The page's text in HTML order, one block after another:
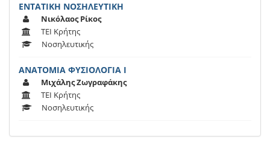
ΕΝΤΑΤΙΚΗ ΝΟΣΗΛΕΥΤΙΚΗ
Νικόλαος Ρίκος
ΤΕΙ Κρήτης
Νοσηλευτικής
ΑΝΑΤΟΜΙΑ ΦΥΣΙΟΛΟΓΙΑ Ι
Μιχάλης Ζωγραφάκης
ΤΕΙ Κρήτης
Νοσηλευτικής